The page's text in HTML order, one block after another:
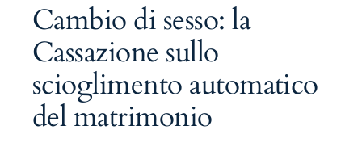
Cambio di sesso: la
Cassazione sullo
scioglimento automatico
del matrimonio